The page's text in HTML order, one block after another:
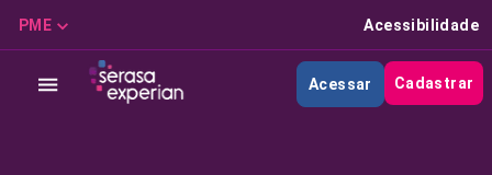
PME Acessibilidade
Acessar Cadastrar